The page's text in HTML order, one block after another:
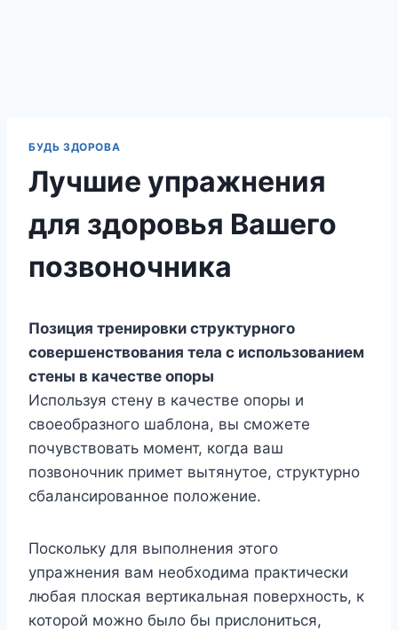
БУДЬ ЗДОРОВА
Лучшие упражнения
для здоровья Вашего
позвоночника
Позиция тренировки структурного
совершенствования тела с использованием
стены в качестве опоры
Используя стену в качестве опоры и
своеобразного шаблона, вы сможете
почувствовать момент, когда ваш
позвоночник примет вытянутое, структурно
сбалансированное положение.
Поскольку для выполнения этого
упражнения вам необходима практически
любая плоская вертикальная поверхность, к
которой можно было бы прислониться,